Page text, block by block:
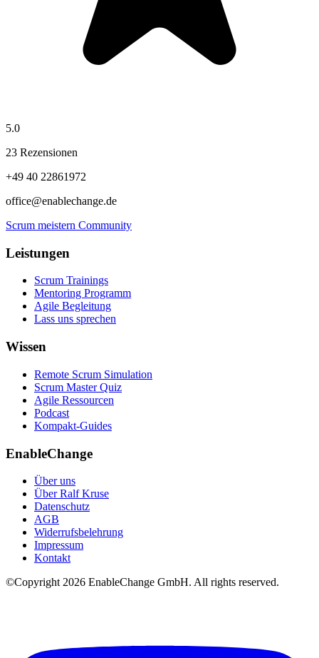
5.0
23 Rezensionen
+49 40 22861972
office@enablechange.de
Scrum meistern Community
Leistungen
Scrum Trainings
Mentoring Programm
Agile Begleitung
Lass uns sprechen
Wissen
Remote Scrum Simulation
Scrum Master Quiz
Agile Ressourcen
Podcast
Kompakt-Guides
EnableChange
Über uns
Über Ralf Kruse
Datenschutz
AGB
Widerrufsbelehrung
Impressum
Kontakt
©Copyright 2026 EnableChange GmbH. All rights reserved.